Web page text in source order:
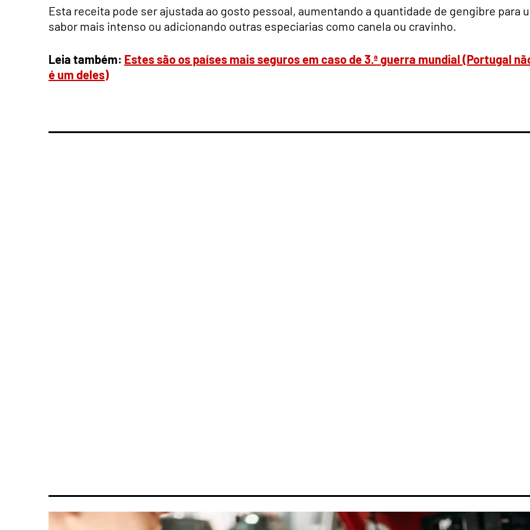
Esta receita pode ser ajustada ao gosto pessoal, aumentando a quantidade de gengibre para
sabor mais intenso ou adicionando outras especiarias como canela ou cravinho.
Leia também: Estes são os países mais seguros em caso de 3.ª guerra mundial (Portugal
é um deles)